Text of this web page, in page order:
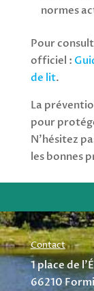
normes
Pour
officiel :
de lit.
La
pour
N’hésitez
les bonnes
Contact
1 place de
66210